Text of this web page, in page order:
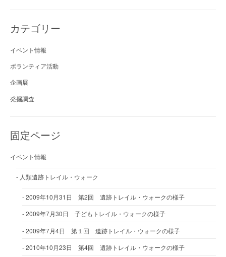
カテゴリー
イベント情報
ボランティア活動
企画展
発掘調査
固定ページ
イベント情報
人類遺跡トレイル・ウォーク
2009年10月31日 第2回 遺跡トレイル・ウォークの様子
2009年7月30日 子どもトレイル・ウォークの様子
2009年7月4日 第１回 遺跡トレイル・ウォークの様子
2010年10月23日 第4回 遺跡トレイル・ウォークの様子